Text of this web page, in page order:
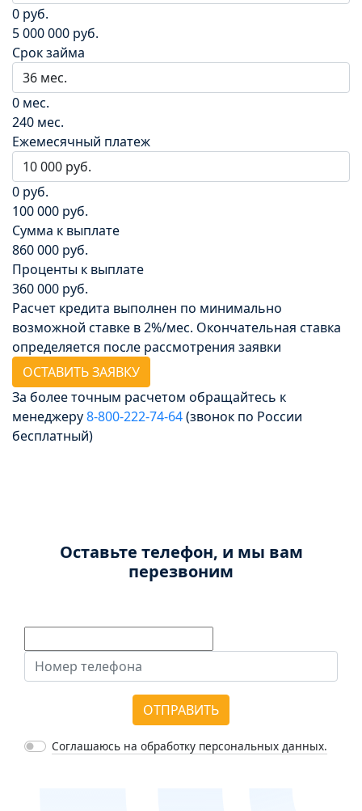
0 руб.
5 000 000 руб.
Срок займа
0 мес.
240 мес.
Ежемесячный платеж
0 руб.
100 000 руб.
Сумма к выплате
860 000 руб.
Проценты к выплате
360 000 руб.
Расчет кредита выполнен по минимально
возможной ставке в 2%/мес. Окончательная ставка
определяется после рассмотрения заявки
ОСТАВИТЬ ЗАЯВКУ
За более точным расчетом обращайтесь к
менеджеру8‑800‑222‑74‑64(звонок по России
бесплатный)
Оставьте телефон, и мы вам
перезвоним
Соглашаюсь на обработку персональных данных.
ОТПРАВИТЬ